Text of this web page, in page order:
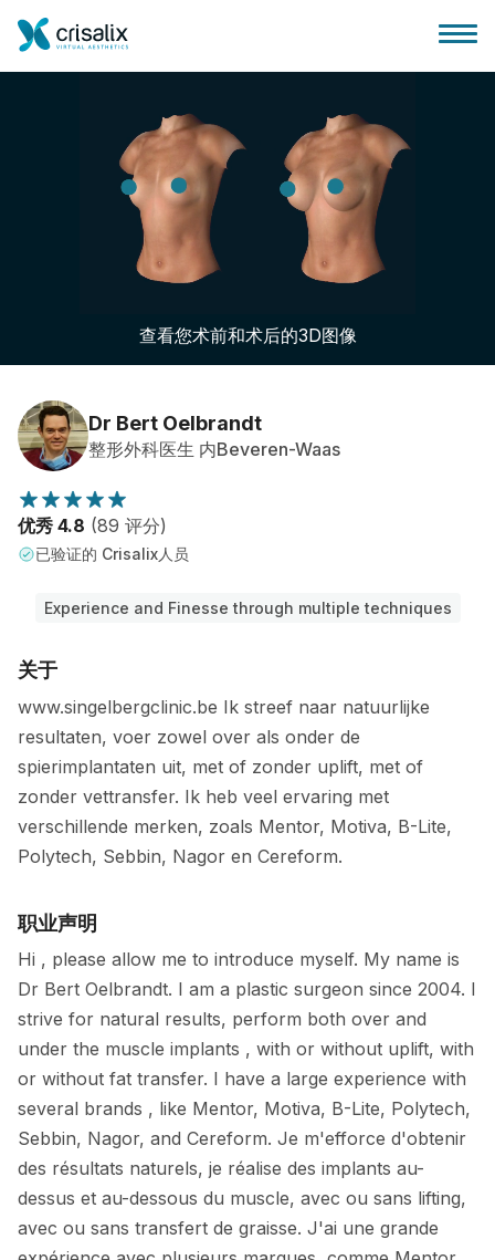
外科医生之家
客户评价
查看您术前和术后的3D图像
Dr Bert Oelbrandt
整形外科医生 内Beveren-Waas
优秀 4.8 (89 评分)
已验证的 Crisalix人员
Experience and Finesse through multiple techniques
关于
www.singelbergclinic.be Ik streef naar natuurlijke
resultaten, voer zowel over als onder de
spierimplantaten uit, met of zonder uplift, met of
zonder vettransfer. Ik heb veel ervaring met
verschillende merken, zoals Mentor, Motiva, B-Lite,
Polytech, Sebbin, Nagor en Cereform.
职业声明
Hi , please allow me to introduce myself. My name is
Dr Bert Oelbrandt. I am a plastic surgeon since 2004. I
strive for natural results, perform both over and
under the muscle implants , with or without uplift, with
or without fat transfer. I have a large experience with
several brands , like Mentor, Motiva, B-Lite, Polytech,
Sebbin, Nagor, and Cereform. Je m'efforce d'obtenir
des résultats naturels, je réalise des implants au-
dessus et au-dessous du muscle, avec ou sans lifting,
avec ou sans transfert de graisse. J'ai une grande